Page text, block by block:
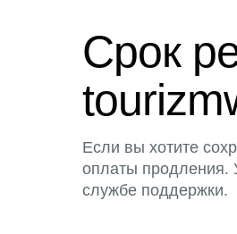
Срок
Если вы хотите
оплаты продления.
службе поддержки.